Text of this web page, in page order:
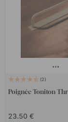
2
Poignée Toniton
23.50 €